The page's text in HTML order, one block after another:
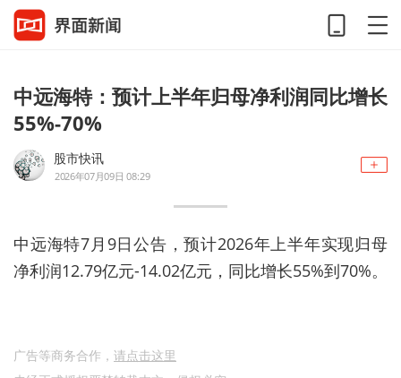
中远海特：预计上半年归母净利润同比增长
55%-70%
股市快讯
2026年07月09日 08:29
中远海特7月9日公告，预计2026年上半年实现归母
净利润12.79亿元-14.02亿元，同比增长55%到70%。
广告等商务合作， 请点击这里